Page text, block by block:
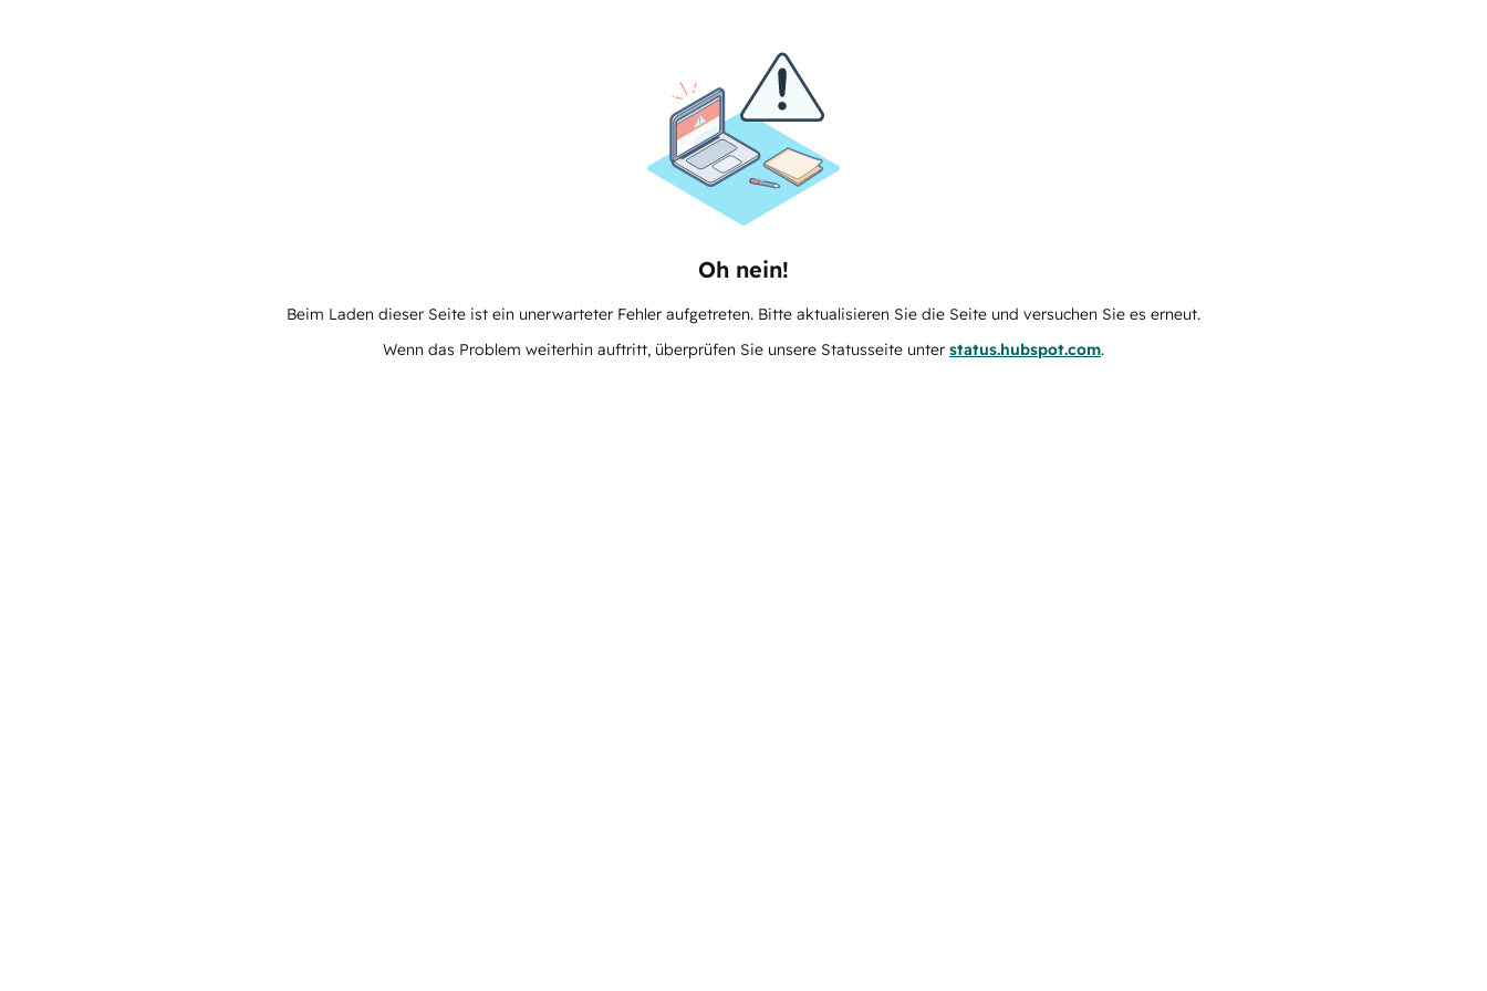
Oh nein!
Beim Laden dieser Seite ist ein unerwarteter Fehler aufgetreten. Bitte aktualisieren Sie die Seite und versuchen Sie es erneut.
Wenn das Problem weiterhin auftritt, überprüfen Sie unsere Statusseite unter status.hubspot.com.